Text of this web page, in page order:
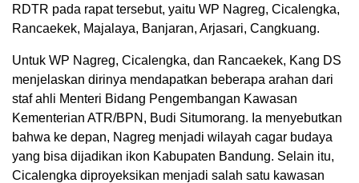
RDTR pada rapat tersebut, yaitu WP Nagreg, Cicalengka,
Rancaekek, Majalaya, Banjaran, Arjasari, Cangkuang.
Untuk WP Nagreg, Cicalengka, dan Rancaekek, Kang DS
menjelaskan dirinya mendapatkan beberapa arahan dari
staf ahli Menteri Bidang Pengembangan Kawasan
Kementerian ATR/BPN, Budi Situmorang. Ia menyebutkan
bahwa ke depan, Nagreg menjadi wilayah cagar budaya
yang bisa dijadikan ikon Kabupaten Bandung. Selain itu,
Cicalengka diproyeksikan menjadi salah satu kawasan